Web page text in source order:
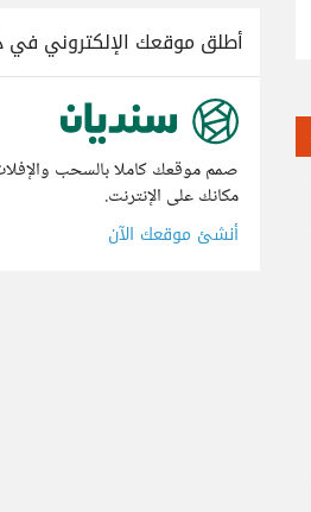
أطلق موقعك الإلكتروني في
صمم موقعك كاملا بالسحب
مكانك على الإنترنت.
أنشئ موقعك الآن